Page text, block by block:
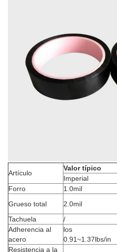
Artículo
Valor típico
Imperial
Forro
1.0mil
Grueso total
2.0mil
Tachuela
/
Adherencia al
acero
los
0.91~1.37lbs/in
Resistencia a la